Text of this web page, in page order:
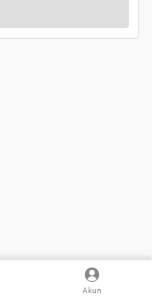
Akun